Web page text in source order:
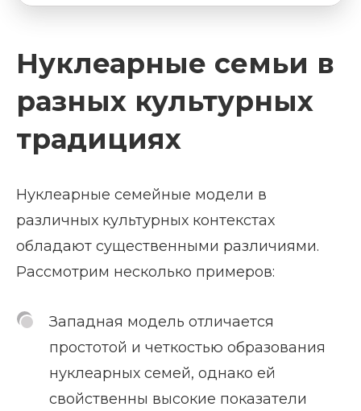
Нуклеарные семьи в
разных культурных
традициях
Нуклеарные семейные модели в
различных культурных контекстах
обладают существенными различиями.
Рассмотрим несколько примеров:
Западная модель отличается
простотой и четкостью образования
нуклеарных семей, однако ей
свойственны высокие показатели